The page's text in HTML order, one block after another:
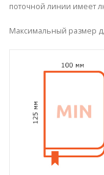
поточной линии имеет
Максимальный размер